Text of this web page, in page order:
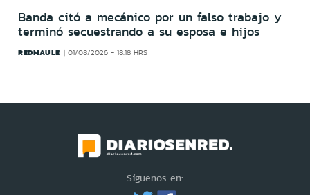
Banda citó a mecánico por un falso trabajo y
terminó secuestrando a su esposa e hijos
REDMAULE 01/08/2026 - 18:18 HRS
Síguenos en: